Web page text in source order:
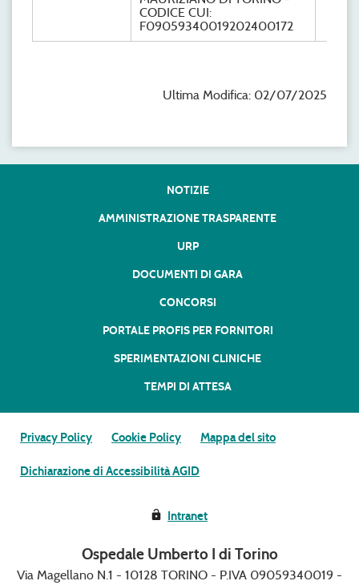
CODICE CUI:
F09059340019202400172
Ultima Modifica: 02/07/2025
NOTIZIE
AMMINISTRAZIONE TRASPARENTE
URP
DOCUMENTI DI GARA
CONCORSI
PORTALE PROFIS PER FORNITORI
SPERIMENTAZIONI CLINICHE
TEMPI DI ATTESA
Privacy Policy Cookie Policy Mappa del sito
Dichiarazione di Accessibilità AGID
Intranet
Ospedale Umberto I di Torino
Via Magellano N.1 - 10128 TORINO - P.IVA 09059340019 -